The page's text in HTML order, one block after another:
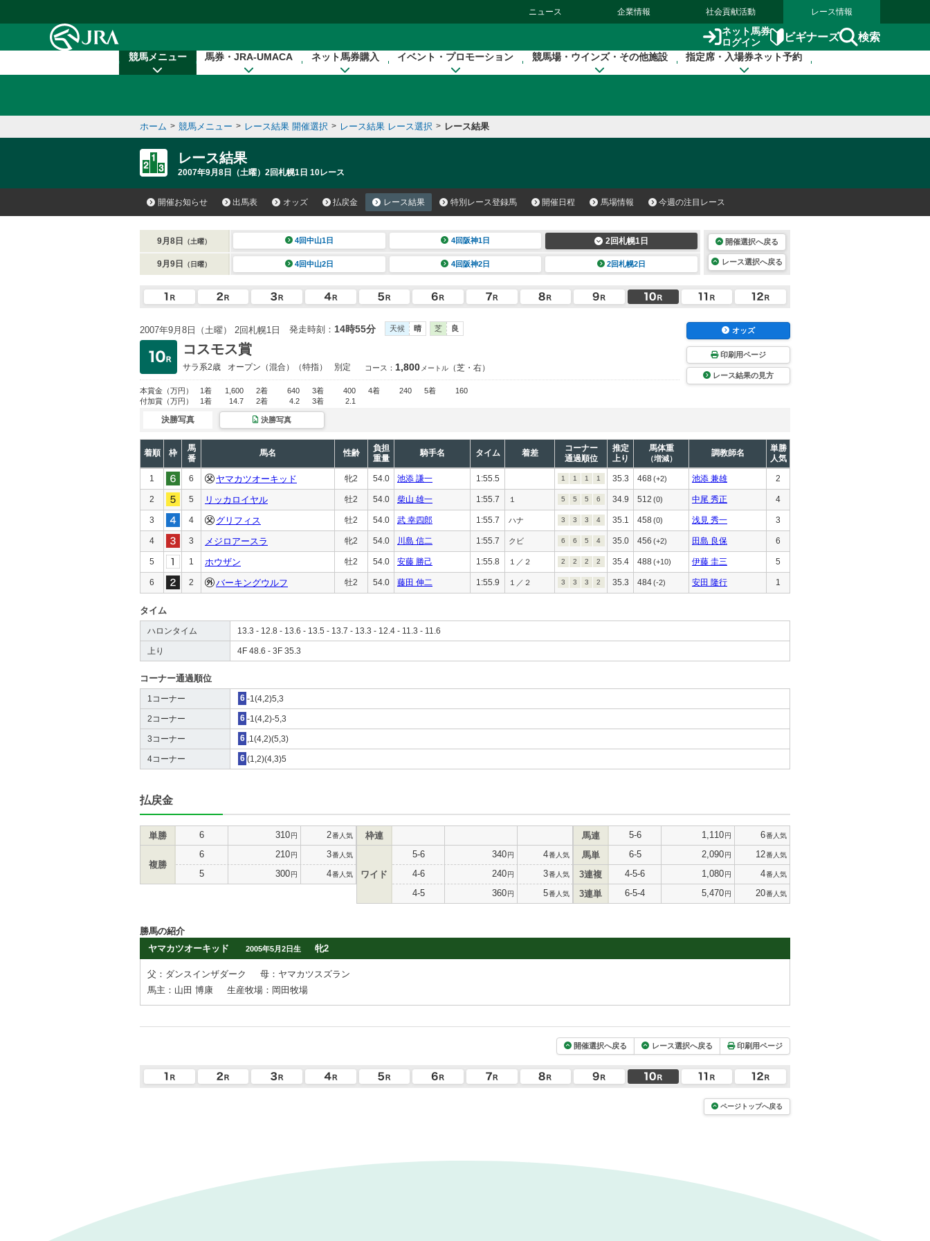
ニュース 企業情報 社会貢献活動 レース情報
ネット馬券
ログイン
ビギナーズ 検索
競馬メニュー 馬券・JRA-UMACA ネット馬券購入 イベント・プロモーション 競馬場・ウインズ・その他施設 指定席・入場券ネット予約
ホーム > 競馬メニュー > レース結果 開催選択 > レース結果 レース選択 > レース結果
レース結果
2007年9月8日（土曜）2回札幌1日 10レース
開催お知らせ 出馬表 オッズ 払戻金 レース結果 特別レース登録馬 開催日程 馬場情報 今週の注目レース
9月8日 （土曜） 4回中山1日 4回阪神1日 2回札幌1日
9月9日 （日曜） 4回中山2日 4回阪神2日 2回札幌2日
開催選択へ戻る
レース選択へ戻る
2007年9月8日（土曜） 2回札幌1日 発走時刻： 14時55分 天候 晴 芝 良
コスモス賞
サラ系2歳 オープン （混合）（特指） 別定 コース： 1,800 メートル （芝・右）
本賞金 （万円） 1着 1,600 2着 640 3着 400 4着 240 5着
160
付加賞 （万円） 1着 14.7 2着 4.2 3着 2.1
オッズ
印刷用ページ
レース結果の見方
決勝写真 決勝写真
着順 枠
馬
番
馬名 性齢
負担
重量
騎手名 タイム 着差
コーナー
通過順位
推定
上り
馬体重
（増減）
調教師名
単勝
人気
1 6 ヤマカツオーキッド 牝2 54.0 池添 謙一 1:55.5 1 1 1 1 35.3 468(+2) 池添 兼雄 2
2 5 リッカロイヤル 牡2 54.0 柴山 雄一 1:55.7 １ 5 5 5 6 34.9 512 (0) 中尾 秀正 4
3 4 グリフィス 牡2 54.0 武 幸四郎 1:55.7 ハナ 3 3 3 4 35.1 458(0) 浅見 秀一 3
4 3 メジロアースラ 牝2 54.0 川島 信二 1:55.7 クビ 6 6 5 4 35.0 456 (+2) 田島 良保 6
5 1 ホウザン 牡2 54.0 安藤 勝己 1:55.8 １／２ 2 2 2 2 35.4 488(+10) 伊藤 圭三 5
6 2 バーキングウルフ 牡2 54.0 藤田 伸二 1:55.9 １／２ 3 3 3 2 35.3 484(-2) 安田 隆行 1
タイム
ハロンタイム 13.3 - 12.8 - 13.6 - 13.5 - 13.7 - 13.3 - 12.4 - 11.3 - 11.6
上り 4F 48.6 - 3F 35.3
コーナー通過順位
1コーナー 6 -1(4,2)5,3
2コーナー 6 -1(4,2)-5,3
3コーナー 6 ,1(4,2)(5,3)
4コーナー 6 (1,2)(4,3)5
払戻金
単勝 6 310円 2番人気
複勝
6 210円 3番人気
5 300円 4番人気
枠連
ワイド
5-6 340円 4番人気
4-6 240円 3番人気
4-5 360円 5番人気
馬連 5-6 1,110円 6番人気
馬単 6-5 2,090円 12番人気
3連複 4-5-6 1,080円 4番人気
3連単 6-5-4 5,470円 20番人気
勝馬の紹介
ヤマカツオーキッド
2005年5月2日生 牝2
父：ダンスインザダーク
母：ヤマカツスズラン
馬主：山田 博康
生産牧場：岡田牧場
開催選択へ戻る レース選択へ戻る 印刷用ページ
ページトップへ戻る